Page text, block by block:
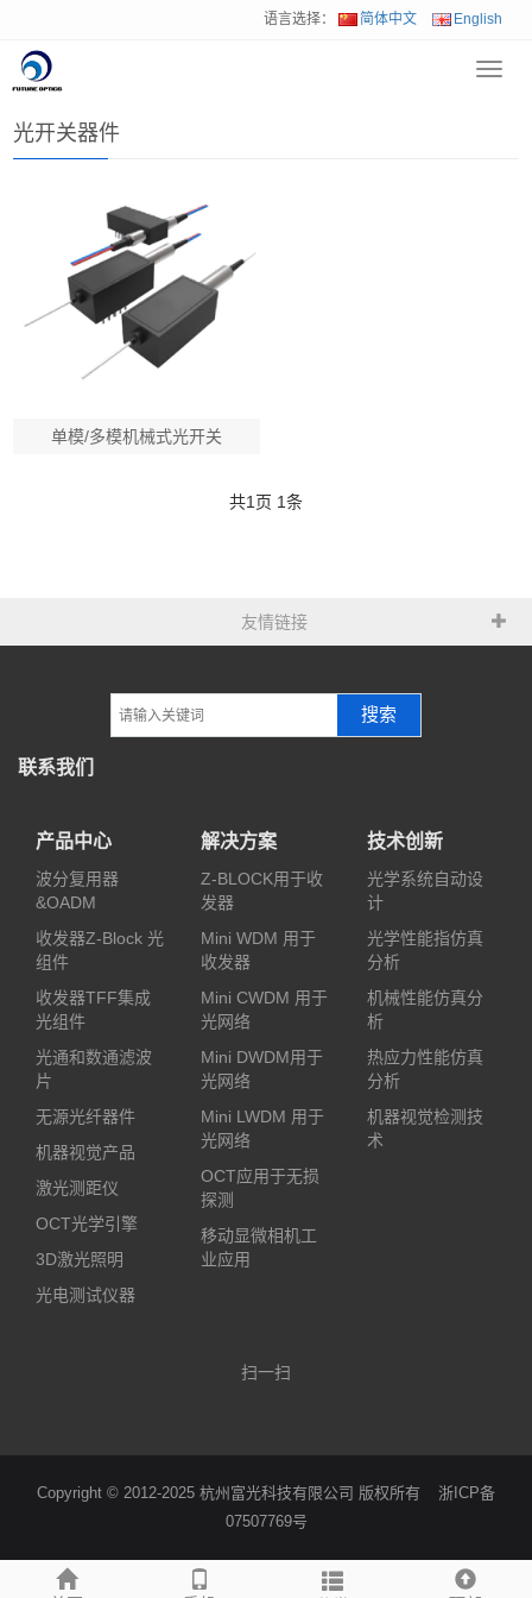
语言选择： 简体中文 English
首页
光开关器件
单模/多模机械式光开关
共1 页 1条
友情链接
搜索
联系我们
产品中心
波分复用器
&OADM
收发器Z-Block 光
组件
收发器TFF集成
光组件
光通和数通滤波
片
无源光纤器件
机器视觉产品
激光测距仪
OCT光学引擎
3D激光照明
光电测试仪器
解决方案
Z-BLOCK用于收
发器
Mini WDM 用于
收发器
Mini CWDM 用于
光网络
Mini DWDM用于
光网络
Mini LWDM 用于
光网络
OCT应用于无损
探测
移动显微相机工
业应用
技术创新
光学系统自动设
计
光学性能指仿真
分析
机械性能仿真分
析
热应力性能仿真
分析
机器视觉检测技
术
扫一扫
Copyright © 2012-2025 杭州富光科技有限公司 版权所有
浙ICP备
07507769号